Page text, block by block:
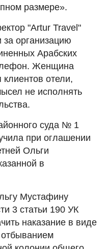
размере».
"Artur Travel"
за организацию
Арабских
Женщина
отели,
не исполнять
суда № 1
при оглашении
Ольги
в
Мустафину
3 статьи 190 УК
наказание в виде